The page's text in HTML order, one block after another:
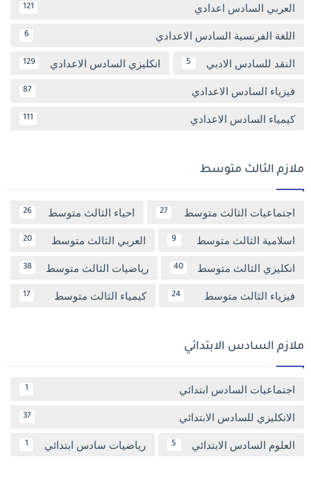
العربي السادس اعدادي 121
اللغة الفرنسية السادس الاعدادي 6
النقد للسادس الادبي 5 انكليزي السادس الاعدادي 129
فيزياء السادس الاعدادي 87
كيمياء السادس الاعدادي 111
ملازم الثالث متوسط
اجتماعيات الثالث متوسط 27 احياء الثالث متوسط 26
اسلامية الثالث متوسط 9 العربي الثالث متوسط 20
انكليزي الثالث متوسط 40 رياضيات الثالث متوسط 38
فيزياء الثالث متوسط 24 كيمياء الثالث متوسط 17
ملازم السادس الابتدائي
اجتماعيات السادس ابتدائي 1
الانكليزي للسادس الابتدائي 37
العلوم السادس الابتدائي 5 رياضيات سادس ابتدائي 1